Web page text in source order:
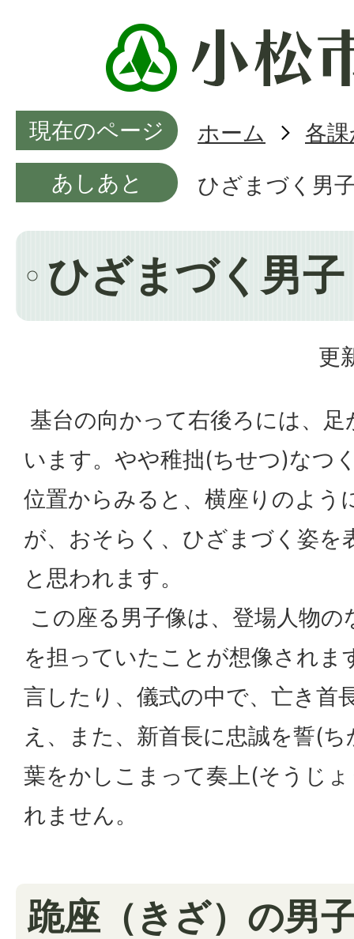
現在のページ ホーム
各
あしあと
ひざまづく男
ひざまづく男子
更
基台の向かって右後ろには、
います。やや稚拙(ちせつ)なつ
位置からみると、横座りのよう
が、おそらく、ひざまづく姿を
と思われます。
この座る男子像は、登場人物
を担っていたことが想像されま
言したり、儀式の中で、亡き首
え、また、新首長に忠誠を誓(
葉をかしこまって奏上(そうじ
れません。
跪座（きざ）の男